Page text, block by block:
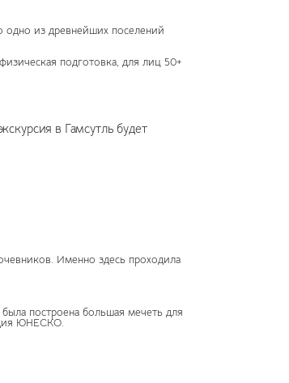
одно из древнейших поселений
подготовка, для лиц 50+
в Гамсутль будет
Именно здесь проходила
построена большая мечеть для
ЮНЕСКО.